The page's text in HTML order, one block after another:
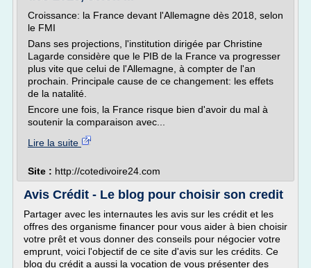
Croissance: la France devant l'Allemagne dès 2018, selon
le FMI
Dans ses projections, l'institution dirigée par Christine
Lagarde considère que le PIB de la France va progresser
plus vite que celui de l'Allemagne, à compter de l'an
prochain. Principale cause de ce changement: les effets
de la natalité.
Encore une fois, la France risque bien d'avoir du mal à
soutenir la comparaison avec...
Lire la suite
Site : http://cotedivoire24.com
Avis Crédit - Le blog pour choisir son credit
Partager avec les internautes les avis sur les crédit et les
offres des organisme financer pour vous aider à bien choisir
votre prêt et vous donner des conseils pour négocier votre
emprunt, voici l'objectif de ce site d'avis sur les crédits. Ce
blog du crédit a aussi la vocation de vous présenter des